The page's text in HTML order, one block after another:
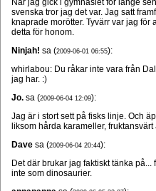
När jag gick i gymnasiet för länge
svenska tror jag det var. Jag satt
knaprade morötter. Tyvärr var jag för
detta för honom.
Ninjah! sa (2009-06-01 06:55):
whirlabou: Du råkar inte vara från
jag har. :)
Jo. sa (2009-06-04 12:09):
Jag är i stort sett på fisks linje. Och
liksom hårda karameller, fruktansvärt
Dave sa (2009-06-04 20:44):
Det där brukar jag faktiskt tänka
inte som dinosaurier.